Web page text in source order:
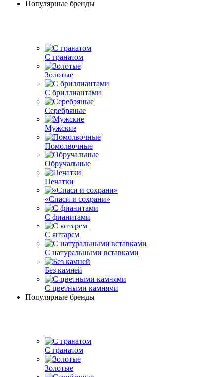
Популярные бренды
С гранатом
Золотые
С бриллиантами
Серебряные
Мужские
Помолвочные
Обручальные
Печатки
«Спаси и сохрани»
С фианитами
С янтарем
С натуральными вставками
Без камней
С цветными камнями
Популярные бренды
С гранатом
Золотые